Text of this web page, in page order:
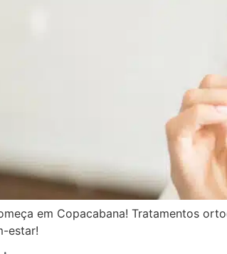
em Copacabana! Tratamentos
estar!